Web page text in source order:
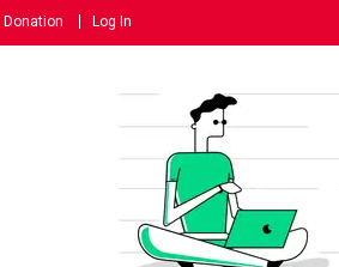
Donation Log In